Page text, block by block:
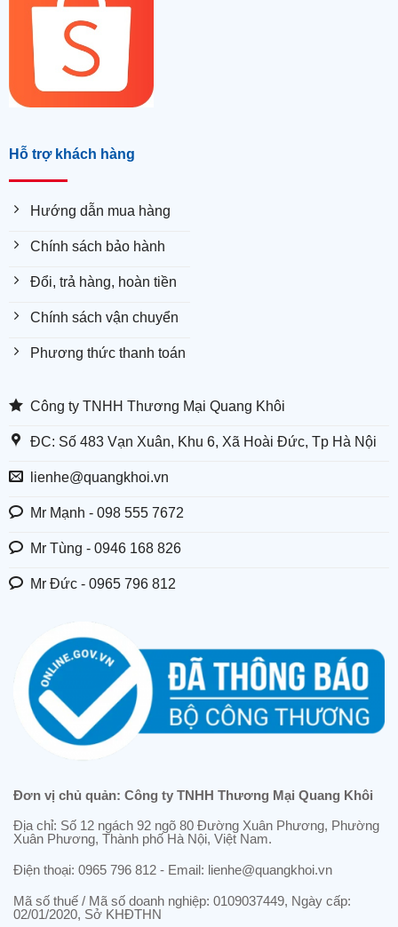
Hỗ trợ khách hàng
Hướng dẫn mua hàng
Chính sách bảo hành
Đổi, trả hàng, hoàn tiền
Chính sách vận chuyển
Phương thức thanh toán
Công ty TNHH Thương Mại Quang Khôi
ĐC: Số 483 Vạn Xuân, Khu 6, Xã Hoài Đức, Tp Hà Nội
lienhe@quangkhoi.vn
Mr Mạnh - 098 555 7672
Mr Tùng - 0946 168 826
Mr Đức - 0965 796 812
Đơn vị chủ quản: Công ty TNHH Thương Mại Quang Khôi
Địa chỉ: Số 12 ngách 92 ngõ 80 Đường Xuân Phương, Phường
Xuân Phương, Thành phố Hà Nội, Việt Nam.
Điện thoại: 0965 796 812 - Email: lienhe@quangkhoi.vn
Mã số thuế / Mã số doanh nghiệp: 0109037449, Ngày cấp:
02/01/2020, Sở KHĐTHN